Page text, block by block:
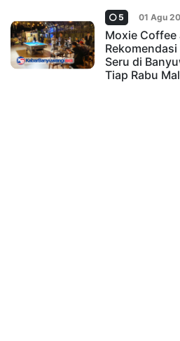
5 01 Agu
Moxie Coffee
Seru di
Tiap Rabu